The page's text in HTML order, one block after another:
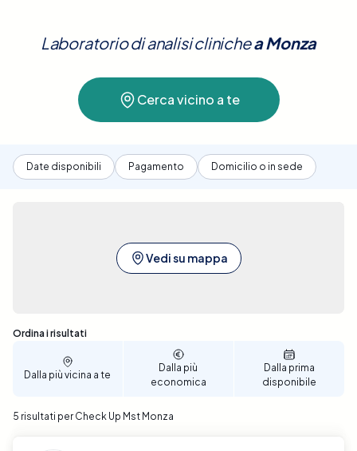
Laboratorio di analisi clinicheaMonza
Cerca vicino a te
Date disponibili Pagamento Domicilio o in sede
Vedi su mappa
Sono stati trovati 5 risultati
Ordina i risultati
Dalla più vicina a te
Dalla più
economica
Dalla prima
disponibile
5 risultati per Check Up Mst Monza